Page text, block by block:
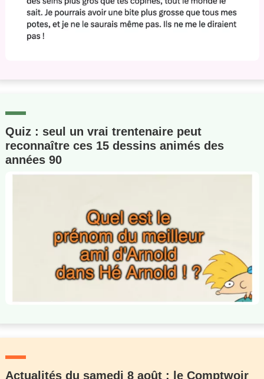
Quiz : seul un vrai trentenaire peut
reconnaître ces 15 dessins animés des
années 90
Actualités du samedi 8 août : le Comptwoir